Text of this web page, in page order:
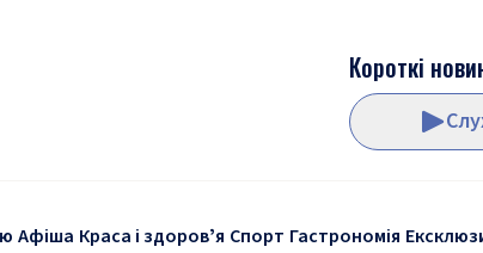
Короткі
Афіша Краса і здоровʼя Спорт Гастрономія